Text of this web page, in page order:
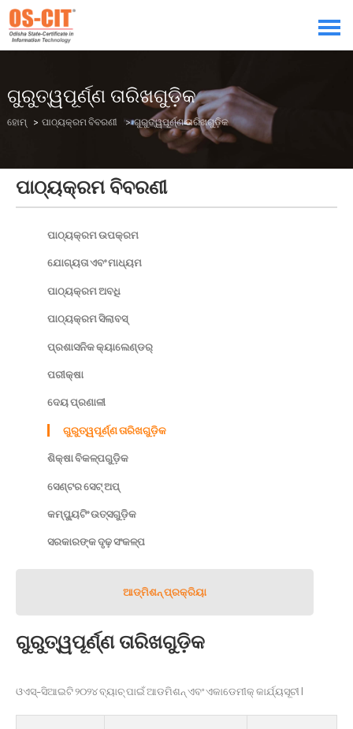
ଗୁରୁତ୍ୱପୂର୍ଣ୍ଣ ତାରିଖଗୁଡ଼ିକ
ହୋମ୍ > ପାଠ୍ୟକ୍ରମ ବିବରଣୀ > ଗୁରୁତ୍ୱପୂର୍ଣ୍ଣ ତାରିଖଗୁଡ଼ିକ
ପାଠ୍ୟକ୍ରମ ବିବରଣୀ
ପାଠ୍ୟକ୍ରମ ଉପକ୍ରମ
ଯୋଗ୍ୟତା ଏବଂ ମାଧ୍ୟମ
ପାଠ୍ୟକ୍ରମ ଅବଧି
ପାଠ୍ୟକ୍ରମ ସିଲାବସ୍
ପ୍ରଶାସନିକ କ୍ୟାଲେଣ୍ଡର୍
ପରୀକ୍ଷା
ଦେୟ ପ୍ରଣାଳୀ
ଗୁରୁତ୍ୱପୂର୍ଣ୍ଣ ତାରିଖଗୁଡ଼ିକ
ଶିକ୍ଷା ବିକଳ୍ପଗୁଡ଼ିକ
ସେଣ୍ଟର ସେଟ୍𝅸𝅸𝅸 ଅପ୍
କମ୍ପ୍ୟୁଟିଂ ଉତ୍ସଗୁଡ଼ିକ
ସରକାରଙ୍କ ଦୃଢ଼ ସଂକଳ୍ପ
ଆଡ୍᠎᠎᠎ମିଶନ୍ ପ୍ରକ୍ରିୟା
ଗୁରୁତ୍ୱପୂର୍ଣ୍ଣ ତାରିଖଗୁଡ଼ିକ
ଓଏସ୍-ସିଆଇଟି ୨୦୨୪ ବ୍ୟାଚ୍ ପାଇଁ ଆଡମିଶନ୍ ଏବଂ ଏକାଡେମୀକ୍ କାର୍ଯ୍ୟସୂଚୀ I